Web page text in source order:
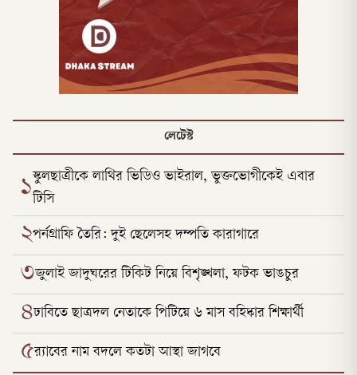
লেটেস্ট
১স্কুলছাত্রীকে লাথির ভিডিও ভাইরাল, ভুক্তভোগীকেই এবার
টিসি
২পর্নগ্রাফি তৈরি: দুই ছেলেসহ দম্পতি কারাগারে
৩জুলাই জাদুঘরের টিকিট নিয়ে বিশৃঙ্খলা, ফটক ভাঙচুর
৪ঢাবিতে ছাত্রদল নেতাকে পিটিয়ে ৬ মাস বহিষ্কার শিক্ষার্থী
৫র‌্যাবের নাম বদলে কতটা আস্থা জাগবে